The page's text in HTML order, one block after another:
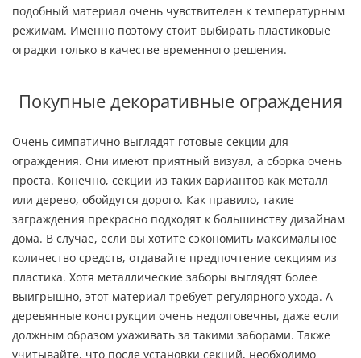
подобный материал очень чувствителен к температурным
режимам. Именно поэтому стоит выбирать пластиковые
оградки только в качестве временного решения.
Покупные декоративные ограждения
Очень симпатично выглядят готовые секции для
ограждения. Они имеют приятный визуал, а сборка очень
проста. Конечно, секции из таких вариантов как металл
или дерево, обойдутся дорого. Как правило, такие
заграждения прекрасно подходят к большинству дизайнам
дома. В случае, если вы хотите сэкономить максимальное
количество средств, отдавайте предпочтение секциям из
пластика. Хотя металлические заборы выглядят более
выигрышно, этот материал требует регулярного ухода. А
деревянные конструкции очень недолговечны, даже если
должным образом ухаживать за такими заборами. Также
учитывайте, что после установки секций, необходимо